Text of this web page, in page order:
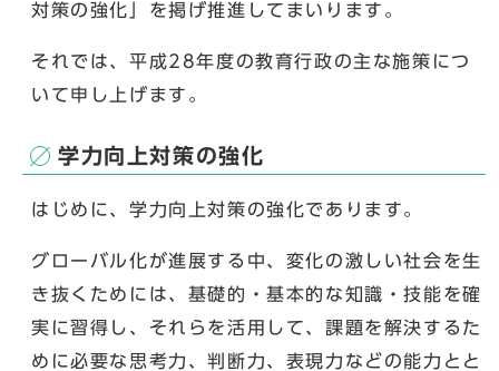
対策の強化」を掲げ推進してまいります。
それでは、平成28年度の教育行政の主な施策につ
いて申し上げます。
学力向上対策の強化
はじめに、学力向上対策の強化であります。
グローバル化が進展する中、変化の激しい社会を生
き抜くためには、基礎的・基本的な知識・技能を確
実に習得し、それらを活用して、課題を解決するた
めに必要な思考力、判断力、表現力などの能力とと